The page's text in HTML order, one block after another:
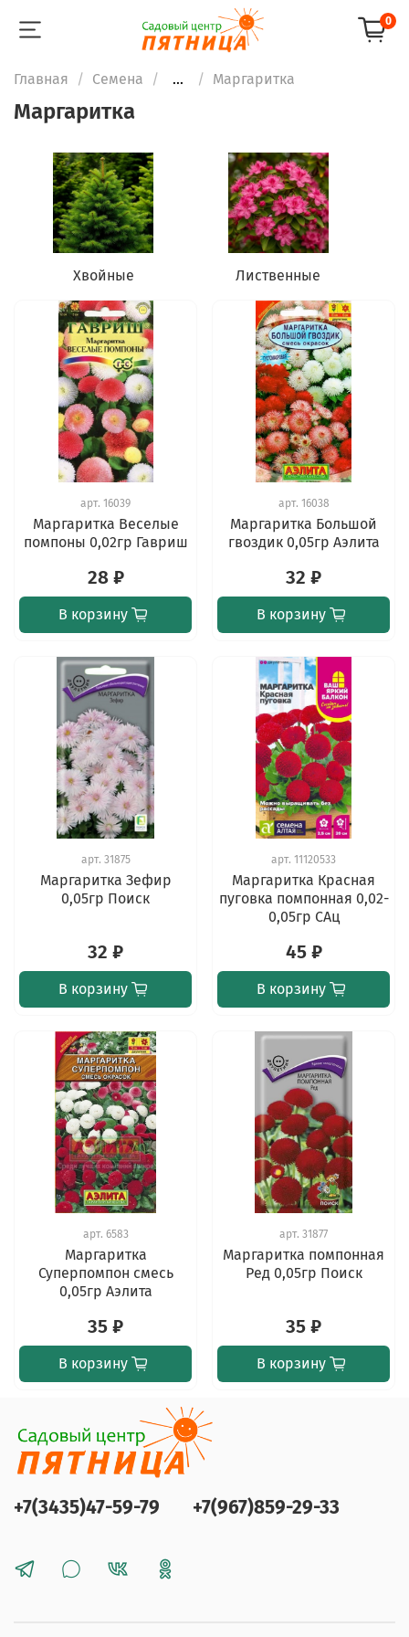
0
Главная Семена ... Маргаритка
Маргаритка
Хвойные Лиственные
арт. 16039
Маргаритка Веселые
помпоны 0,02гр Гавриш
28 ₽
В корзину
арт. 16038
Маргаритка Большой
гвоздик 0,05гр Аэлита
32 ₽
В корзину
арт. 31875
Маргаритка Зефир
0,05гр Поиск
32 ₽
В корзину
арт. 11120533
Маргаритка Красная
пуговка помпонная 0,02-
0,05гр САц
45 ₽
В корзину
арт. 6583
Маргаритка
Суперпомпон смесь
0,05гр Аэлита
35 ₽
В корзину
арт. 31877
Маргаритка помпонная
Ред 0,05гр Поиск
35 ₽
В корзину
+7(3435)47-59-79 +7(967)859-29-33